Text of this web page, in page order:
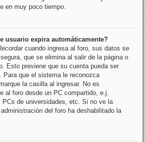
en muy poco tiempo.
usuario expira automáticamente?
cuando ingresa al foro, sus datos se
que se elimina al salir de la página o
Esto previene que su cuenta pueda ser
Para que el sistema le reconozca
la casilla al ingresar. No es
al foro desde un PC compartido, e.j.
PCs de universidades, etc. Si no ve la
del foro ha deshabilitado la